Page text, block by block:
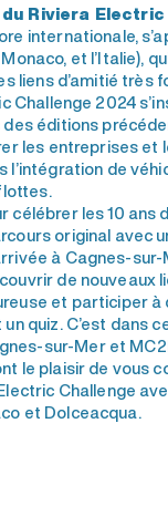
Riviera Electric
internationale,
et l’Italie),
liens d’amitié très
Challenge 2024
des éditions
les entreprises et
l’intégration de
célébrer les 10 ans
original avec
à Cagnes-sur-
de nouveaux
et participer à
quiz. C’est dans
sur-Mer et
le plaisir de vous
Challenge
et Dolceacqua.